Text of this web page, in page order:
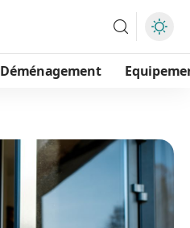
Déménagement